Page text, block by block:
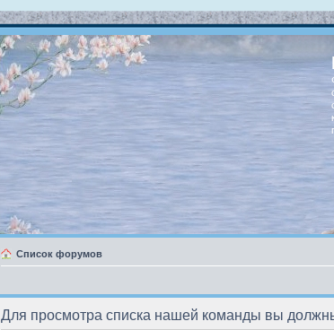
Список форумов
Для просмотра списка нашей команды вы